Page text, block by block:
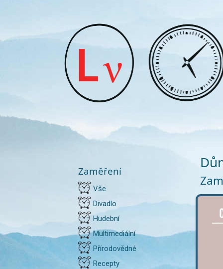
Zaměření
Vše
Divadlo
Hudební
Multimediální
Přírodovědné
Recepty